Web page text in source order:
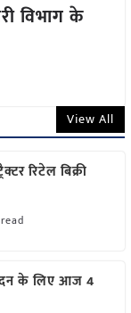
विभाग के
View All
रिटेल बिक्री
के लिए आज 4